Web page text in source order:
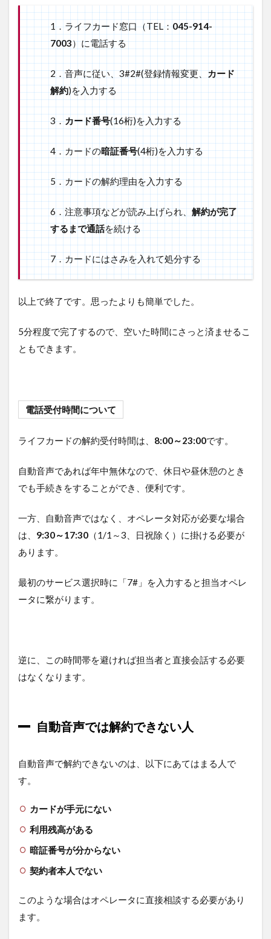
クス
ント
は残
って
いな
いか
3.3
家族
カー
ド、
ETC
カー
ド
4
ー
ド
に
は
さ
み
を
れ
分
5
1．ライフカード窓口（TEL：045-914-
7003）に電話する
2．音声に従い、3#2#(登録情報変更、カード
解約)を入力する
3．カード番号(16桁)を入力する
4．カードの暗証番号(4桁)を入力する
5．カードの解約理由を入力する
6．注意事項などが読み上げられ、解約が完了
するまで通話を続ける
7．カードにはさみを入れて処分する
以上で終了です。思ったよりも簡単でした。
5分程度で完了するので、空いた時間にさっと済ませるこ
ともできます。
電話受付時間について
ライフカードの解約受付時間は、 8:00～23:00です。
自動音声であれば年中無休なので、休日や昼休憩のとき
でも手続きをすることができ、便利です。
一方、自動音声ではなく、オペレータ対応が必要な場合
は、 9:30～17:30 （1/1～3、日祝除く）に掛ける必要が
あります。
最初のサービス選択時に「7#」を入力すると担当オペレ
ータに繋がります。
逆に、この時間帯を避ければ担当者と直接会話する必要
はなくなります。
自動音声では解約できない人
自動音声で解約できないのは、以下にあてはまる人で
す。
カードが手元にない
利用残高がある
暗証番号が分からない
契約者本人でない
このような場合はオペレータに直接相談する必要があり
ます。